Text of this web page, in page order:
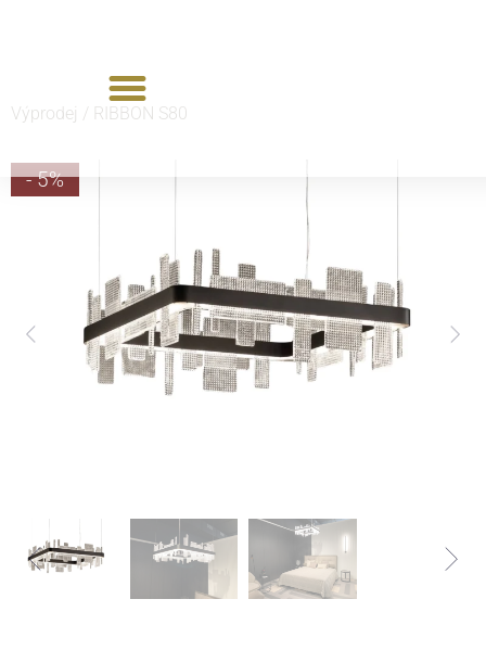
Výprodej / RIBBON S80
- 5%